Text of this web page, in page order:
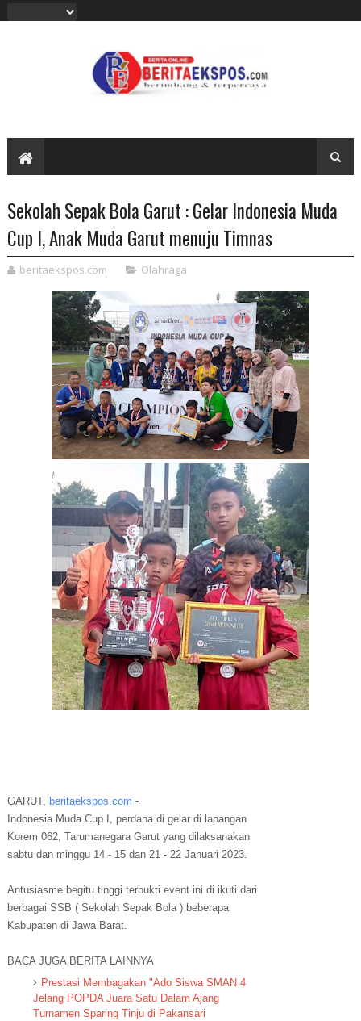
Sekolah Sepak Bola Garut : Gelar Indonesia Muda
Cup I, Anak Muda Garut menuju Timnas
beritaekspos.com Olahraga
GARUT, beritaekspos.com -
Indonesia Muda Cup I, perdana di gelar di lapangan
Korem 062, Tarumanegara Garut yang dilaksanakan
sabtu dan minggu 14 - 15 dan 21 - 22 Januari 2023.
Antusiasme begitu tinggi terbukti event ini di ikuti dari
berbagai SSB ( Sekolah Sepak Bola ) beberapa
Kabupaten di Jawa Barat.
BACA JUGA BERITA LAINNYA
Prestasi Membagakan "Ado Siswa SMAN 4
Jelang POPDA Juara Satu Dalam Ajang
Turnamen Sparing Tinju di Pakansari